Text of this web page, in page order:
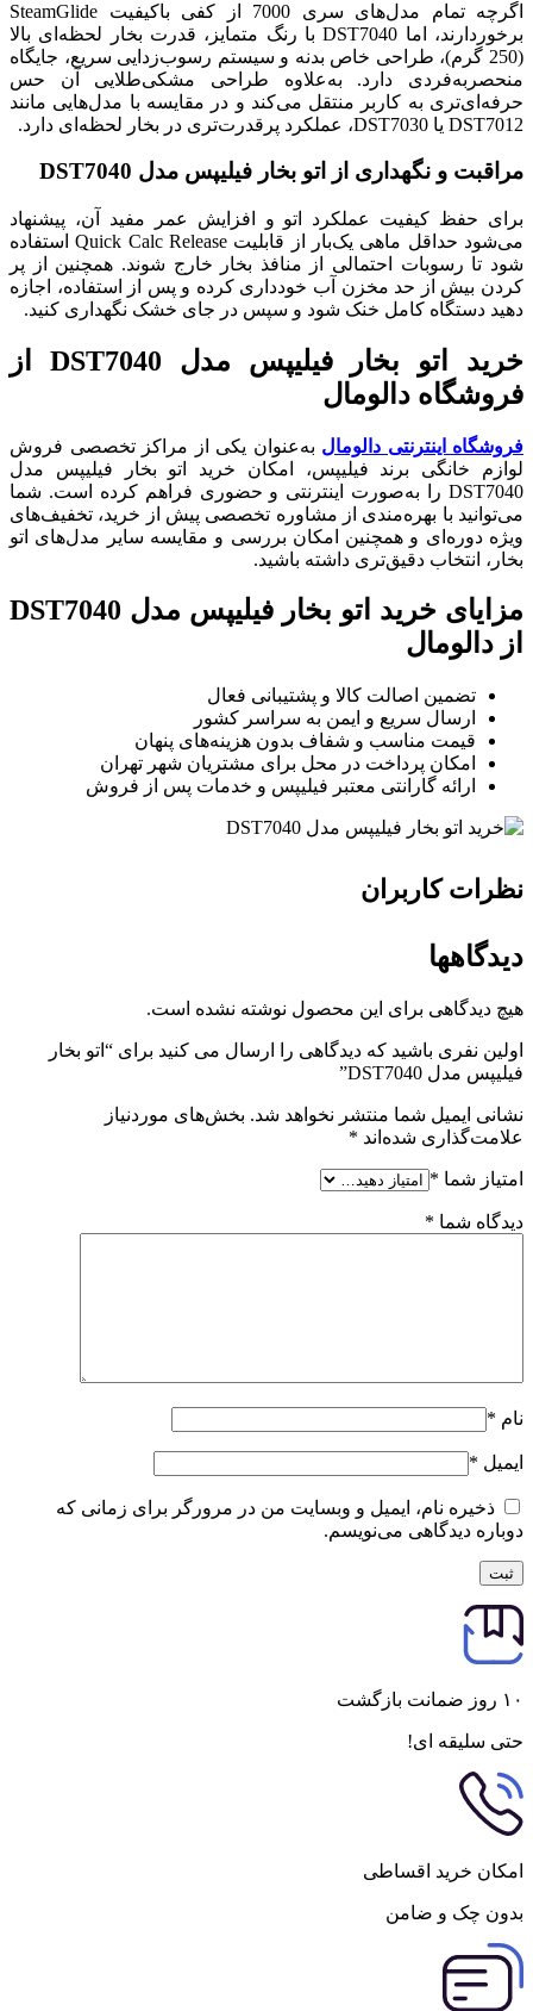
اگرچه تمام مدل‌های سری 7000 از کفی باکیفیت SteamGlide
برخوردارند، اما DST7040 با رنگ متمایز، قدرت بخار لحظه‌ای بالا
(250 گرم)، طراحی خاص بدنه و سیستم رسوب‌زدایی سریع، جایگاه
منحصربه‌فردی دارد. به‌علاوه طراحی مشکی‌طلایی آن حس
حرفه‌ای‌تری به کاربر منتقل می‌کند و در مقایسه با مدل‌هایی مانند
DST7012 یا DST7030، عملکرد پرقدرت‌تری در بخار لحظه‌ای دارد.
مراقبت و نگهداری از اتو بخار فیلیپس مدل DST7040
برای حفظ کیفیت عملکرد اتو و افزایش عمر مفید آن، پیشنهاد
می‌شود حداقل ماهی یک‌بار از قابلیت Quick Calc Release استفاده
شود تا رسوبات احتمالی از منافذ بخار خارج شوند. همچنین از پر
کردن بیش از حد مخزن آب خودداری کرده و پس از استفاده، اجازه
دهید دستگاه کامل خنک شود و سپس در جای خشک نگهداری کنید.
خرید اتو بخار فیلیپس مدل DST7040 از
فروشگاه دالومال
فروشگاه اینترنتی دالومال به‌عنوان یکی از مراکز تخصصی فروش
لوازم خانگی برند فیلیپس، امکان خرید اتو بخار فیلیپس مدل
DST7040 را به‌صورت اینترنتی و حضوری فراهم کرده است. شما
می‌توانید با بهره‌مندی از مشاوره تخصصی پیش از خرید، تخفیف‌های
ویژه دوره‌ای و همچنین امکان بررسی و مقایسه سایر مدل‌های اتو
بخار، انتخاب دقیق‌تری داشته باشید.
مزایای خرید اتو بخار فیلیپس مدل DST7040
از دالومال
تضمین اصالت کالا و پشتیبانی فعال
ارسال سریع و ایمن به سراسر کشور
قیمت مناسب و شفاف بدون هزینه‌های پنهان
امکان پرداخت در محل برای مشتریان شهر تهران
ارائه گارانتی معتبر فیلیپس و خدمات پس از فروش
نظرات کاربران
دیدگاهها
هیچ دیدگاهی برای این محصول نوشته نشده است.
اولین نفری باشید که دیدگاهی را ارسال می کنید برای “اتو بخار
فیلیپس مدل DST7040”
نشانی ایمیل شما منتشر نخواهد شد. بخش‌های موردنیاز
علامت‌گذاری شده‌اند *
امتیاز شما *
دیدگاه شما *
نام *
ایمیل *
ذخیره نام، ایمیل و وبسایت من در مرورگر برای زمانی که
دوباره دیدگاهی می‌نویسم.
۱۰ روز ضمانت بازگشت
حتی سلیقه ای!
امکان خرید اقساطی
بدون چک و ضامن